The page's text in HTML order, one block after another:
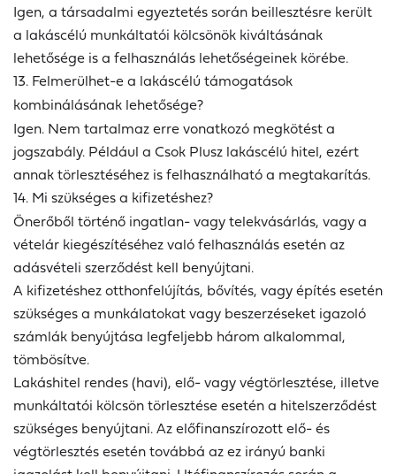
Igen, a társadalmi egyeztetés során beillesztésre került
a lakáscélú munkáltatói kölcsönök kiváltásának
lehetősége is a felhasználás lehetőségeinek körébe.
13. Felmerülhet-e a lakáscélú támogatások
kombinálásának lehetősége?
Igen. Nem tartalmaz erre vonatkozó megkötést a
jogszabály. Például a Csok Plusz lakáscélú hitel, ezért
annak törlesztéséhez is felhasználható a megtakarítás.
14. Mi szükséges a kifizetéshez?
Önerőből történő ingatlan- vagy telekvásárlás, vagy a
vételár kiegészítéséhez való felhasználás esetén az
adásvételi szerződést kell benyújtani.
A kifizetéshez otthonfelújítás, bővítés, vagy építés esetén
szükséges a munkálatokat vagy beszerzéseket igazoló
számlák benyújtása legfeljebb három alkalommal,
tömbösítve.
Lakáshitel rendes (havi), elő- vagy végtörlesztése, illetve
munkáltatói kölcsön törlesztése esetén a hitelszerződést
szükséges benyújtani. Az előfinanszírozott elő- és
végtörlesztés esetén továbbá az ez irányú banki